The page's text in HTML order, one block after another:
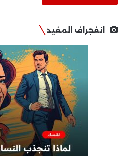
انفجراف المفيد